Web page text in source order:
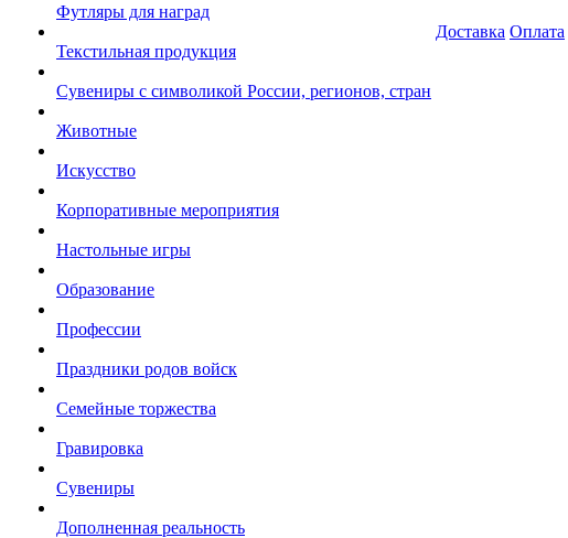
Футляры для наград
Текстильная продукция
Сувениры с символикой России, регионов, стран
Животные
Искусство
Корпоративные мероприятия
Настольные игры
Образование
Профессии
Праздники родов войск
Семейные торжества
Гравировка
Сувениры
Дополненная реальность
Доставка Оплата